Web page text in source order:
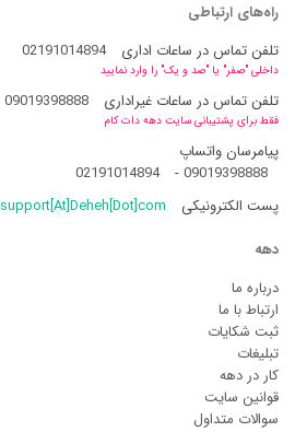
راه‌های ارتباطی
تلفن تماس در ساعات اداری
02191014894
داخلی "صفر" یا "صد و یک" را وارد نمایید
تلفن تماس در ساعات غیراداری 09019398888
فقط برای پشتیبانی سایت دهه دات کام
پیامرسان واتساپ
09019398888
-
02191014894
پست الکترونیکی
support[At]Deheh[Dot]com
دهه
درباره ما
ارتباط با ما
ثبت شکایات
تبلیغات
کار در دهه
قوانین سایت
سوالات متداول